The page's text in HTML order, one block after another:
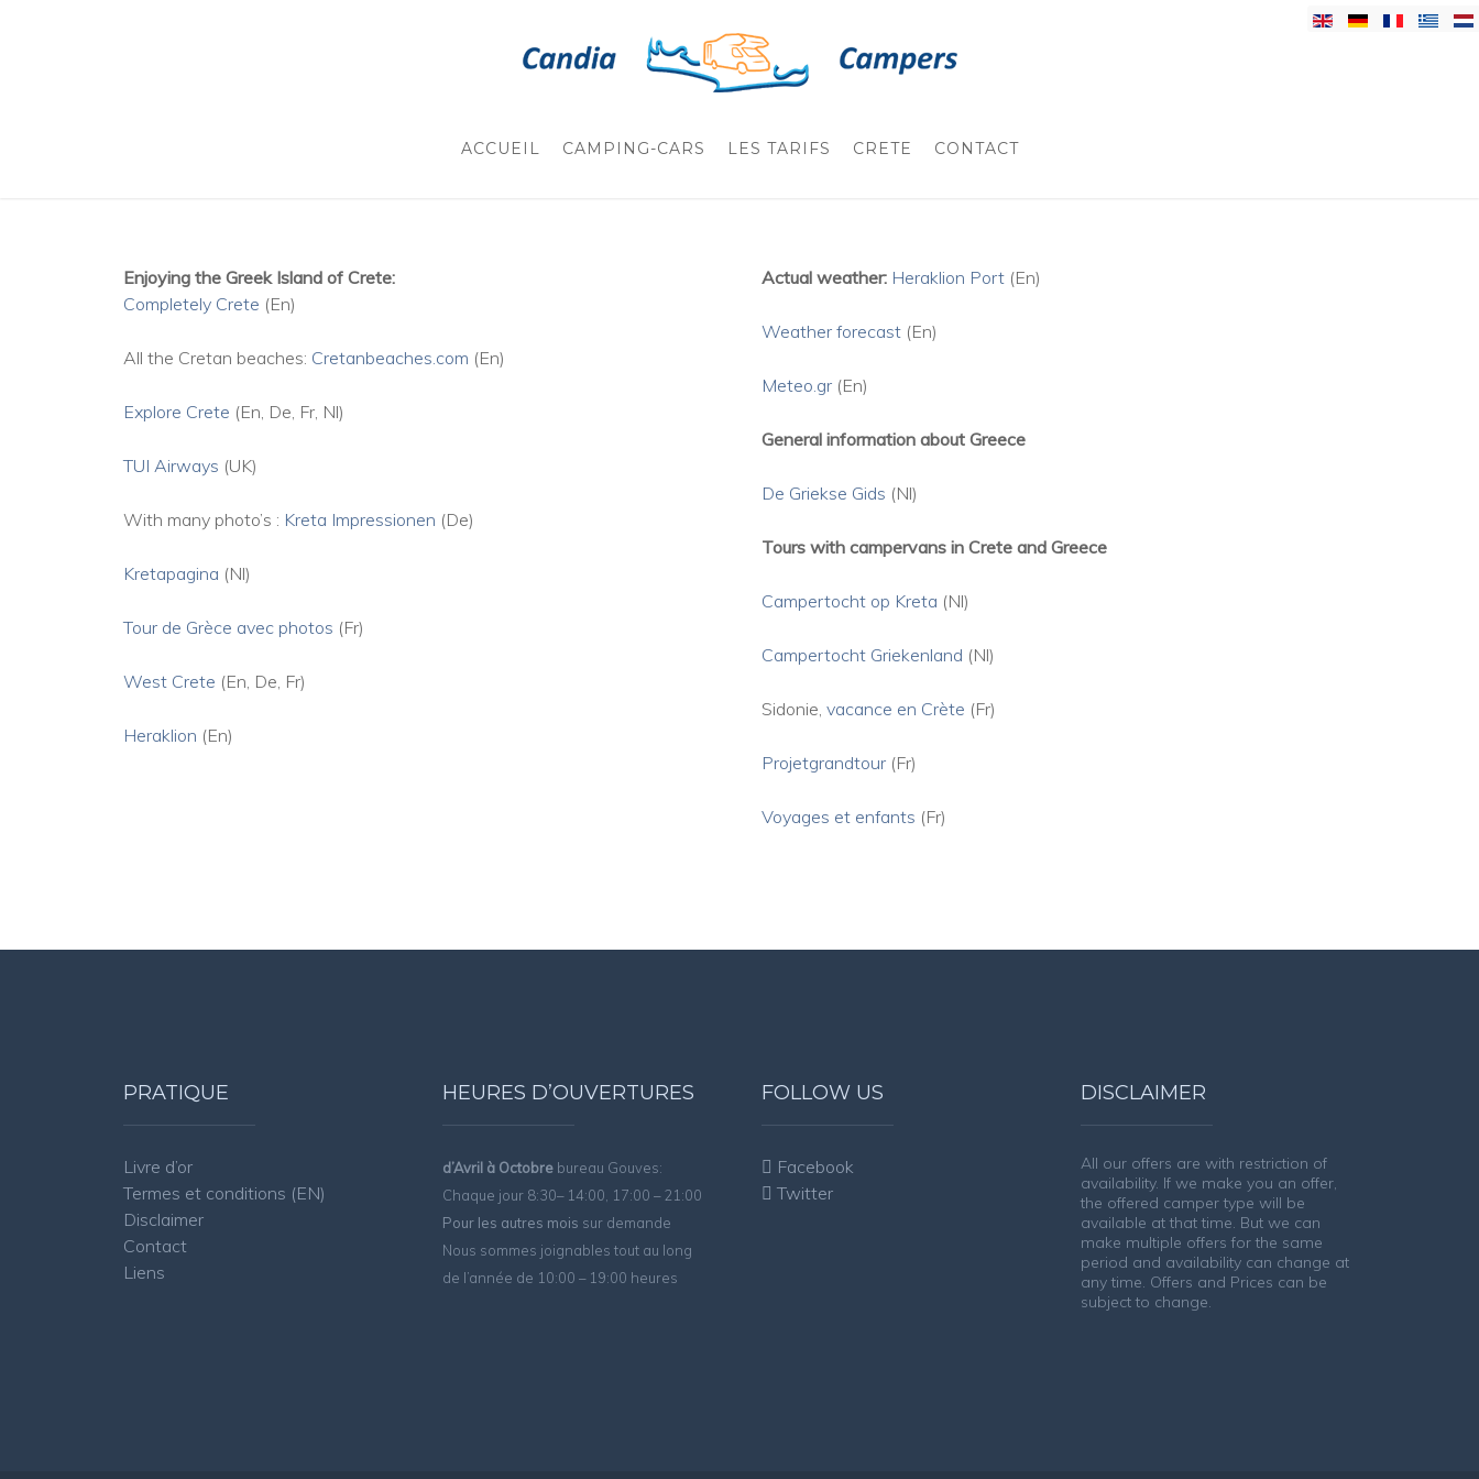
ACCUEIL CAMPING-CARS LES TARIFS CRETE CONTACT
Enjoying the Greek Island of Crete:
Completely Crete (En)
All the Cretan beaches: Cretanbeaches.com (En)
Explore Crete (En, De, Fr, Nl)
TUI Airways (UK)
With many photo’s : Kreta Impressionen (De)
Kretapagina (Nl)
Tour de Grèce avec photos (Fr)
West Crete (En, De, Fr)
Heraklion (En)
Actual weather: Heraklion Port (En)
Weather forecast (En)
Meteo.gr (En)
General information about Greece
De Griekse Gids (Nl)
Tours with campervans in Crete and Greece
Campertocht op Kreta (Nl)
Campertocht Griekenland (Nl)
Sidonie, vacance en Crète (Fr)
Projetgrandtour (Fr)
Voyages et enfants (Fr)
PRATIQUE
Livre d’or
Termes et conditions (EN)
Disclaimer
Contact
Liens
HEURES D’OUVERTURES
d’Avril à Octobre bureau Gouves:
Chaque jour 8:30– 14:00, 17:00 – 21:00
Pour les autres mois sur demande
Nous sommes joignables tout au long
de l’année de 10:00 – 19:00 heures
FOLLOW US
Facebook
Twitter
DISCLAIMER
All our offers are with restriction of
availability. If we make you an offer,
the offered camper type will be
available at that time. But we can
make multiple offers for the same
period and availability can change at
any time. Offers and Prices can be
subject to change.